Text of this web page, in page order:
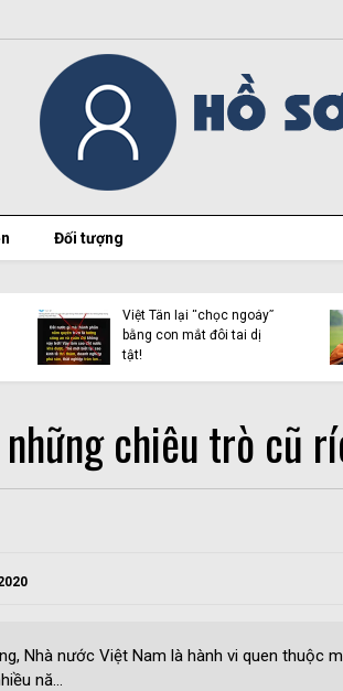
Đối tượng
Việt Tân lại “chọc ngoáy”
bằng con mắt đôi tai dị
tật!
chiêu trò cũ
Nhà nước Việt Nam là hành vi quen thuộc
nă...